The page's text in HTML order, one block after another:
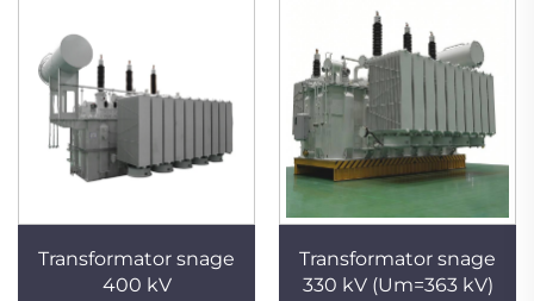
Transformator snage
400 kV
Transformator snage
330 kV (Um=363 kV)